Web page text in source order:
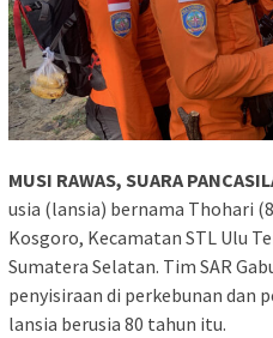
MUSI RAWAS, SUARA
usia (lansia) bernama Thohari
Kosgoro, Kecamatan STL Ulu
Sumatera Selatan. Tim SAR
penyisiraan di perkebunan dan
lansia berusia 80 tahun itu.